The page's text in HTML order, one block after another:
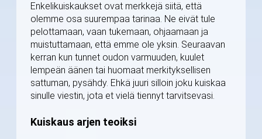
Enkelikuiskaukset ovat merkkejä siitä, että
olemme osa suurempaa tarinaa. Ne eivät tule
pelottamaan, vaan tukemaan, ohjaamaan ja
muistuttamaan, että emme ole yksin. Seuraavan
kerran kun tunnet oudon varmuuden, kuulet
lempeän äänen tai huomaat merkityksellisen
sattuman, pysähdy. Ehkä juuri silloin joku kuiskaa
sinulle viestin, jota et vielä tiennyt tarvitsevasi.
Kuiskaus arjen teoiksi